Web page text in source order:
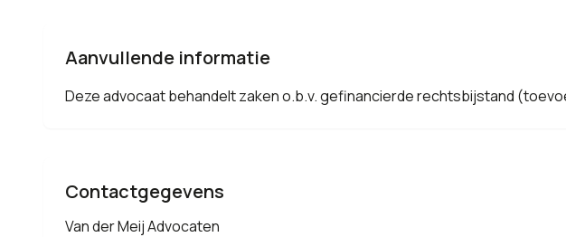
Aanvullende informatie
Deze advocaat behandelt zaken o.b.v. gefinancierde rechtsbijstand
Contactgegevens
Van der Meij Advocaten